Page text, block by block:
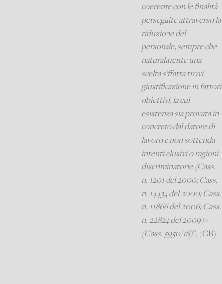
coerente con le finalità
perseguite attraverso la
riduzione del
personale, sempre che
naturalmente una
scelta siffatta trovi
giustificazione in fattori
obiettivi, la cui
esistenza sia provata in
concreto dal datore di
lavoro e non sottenda
intenti elusivi o ragioni
discriminatorie (Cass.
n. 1201 del 2000; Cass.
n. 14434 del 2000; Cass.
n. 11866 del 2006; Cass.
n. 22824 del 2009)>
(Cass. 5950/18)”. (GB)